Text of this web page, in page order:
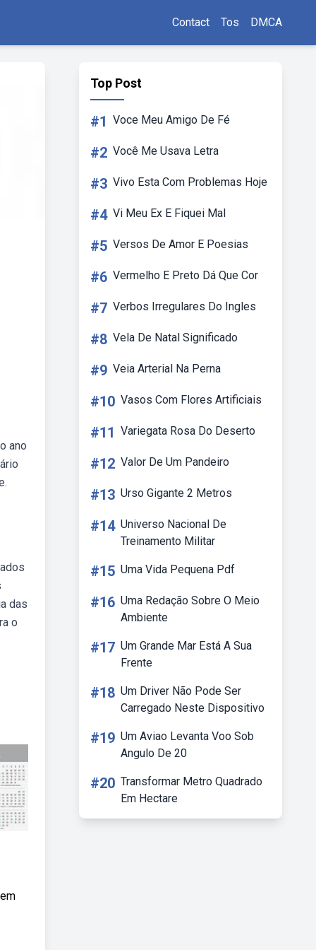
Contact Tos DMCA
ano
das
o
Top Post
#1 Voce Meu Amigo De Fé
#2 Você Me Usava Letra
#3 Vivo Esta Com Problemas Hoje
#4 Vi Meu Ex E Fiquei Mal
#5 Versos De Amor E Poesias
#6 Vermelho E Preto Dá Que Cor
#7 Verbos Irregulares Do Ingles
#8 Vela De Natal Significado
#9 Veia Arterial Na Perna
#10 Vasos Com Flores Artificiais
#11 Variegata Rosa Do Deserto
#12 Valor De Um Pandeiro
#13 Urso Gigante 2 Metros
#14 Universo Nacional De
Treinamento Militar
#15 Uma Vida Pequena Pdf
#16 Uma Redação Sobre O Meio
Ambiente
#17 Um Grande Mar Está A Sua
Frente
#18 Um Driver Não Pode Ser
Carregado Neste Dispositivo
#19 Um Aviao Levanta Voo Sob
Angulo De 20
#20 Transformar Metro Quadrado
Em Hectare